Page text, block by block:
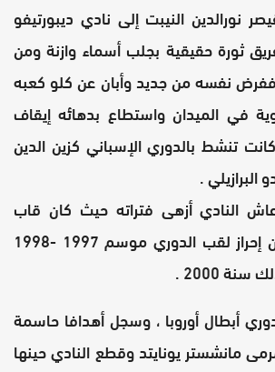
نورالدين النيبت إلى نادي ديبورتيفو
ثورة حقيقية بجلب أسماء وازنة ومن
نفسه من جديد وأبان عن كلو كعبه
في الميدان واستطاع بدهائه إيقاف
تنشط بالدوري الإسباني كزين الدين
البرازيلي .
النادي أزهى فتراته حيث كان قاب
قوسين أو أدنى من إحراز لقب الدوري موسم 1997 -1998
2000 .
أبطال أوروبا ، وسجل أهدافا حاسمة
مانشستر يونايتد وقطع النادي حينها